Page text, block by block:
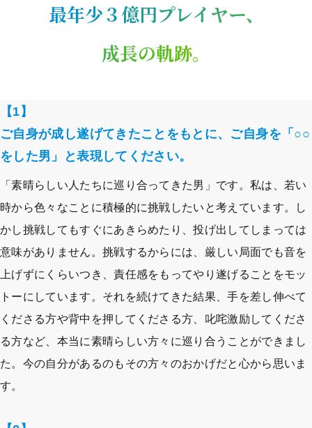
最年少３億円プレイヤー、
成長の軌跡。
【1】
ご自身が成し遂げてきたことをもとに、ご自身を「○○
をした男」と表現してください。
「素晴らしい人たちに巡り合ってきた男」です。私は、若い
時から色々なことに積極的に挑戦したいと考えています。し
かし挑戦してもすぐにあきらめたり、投げ出してしまっては
意味がありません。挑戦するからには、厳しい局面でも音を
上げずにくらいつき、責任感をもってやり遂げることをモッ
トーにしています。それを続けてきた結果、手を差し伸べて
くださる方や背中を押してくださる方、叱咤激励してくださ
る方など、本当に素晴らしい方々に巡り合うことができまし
た。今の自分があるのもその方々のおかげだと心から思いま
す。